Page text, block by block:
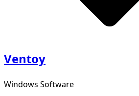
Ventoy
Windows Software